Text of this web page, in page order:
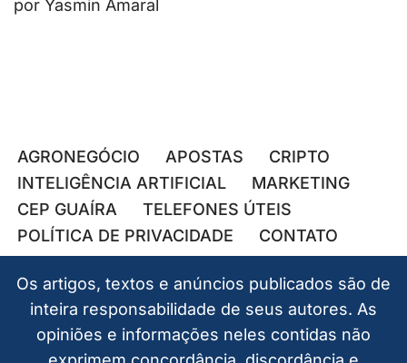
por Yasmin Amaral
AGRONEGÓCIO APOSTAS
CRIPTO
INTELIGÊNCIA ARTIFICIAL
MARKETING
CEP GUAÍRA
TELEFONES ÚTEIS
POLÍTICA DE PRIVACIDADE
CONTATO
Os artigos, textos e anúncios publicados são de
inteira responsabilidade de seus autores. As
opiniões e informações neles contidas não